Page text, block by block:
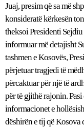
Juaj, presim që sa më
konsideratë kërkesën
theksoi Presidenti
informuar më detajisht
tashmen e Kosovës,
përjetuar tragjedi të
përcaktuar për një të
për të gjithë rajonin.
informacionet e
dëshirën e tij që Kosova